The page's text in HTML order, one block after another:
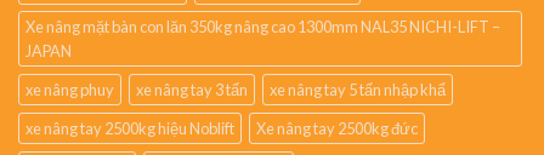
Xe nâng mặt bàn con lăn 350kg nâng cao 1300mm NAL35 NICHI-LIFT –
JAPAN
xe nâng phuy
xe nâng tay 3 tấn
xe nâng tay 5 tấn nhập khẩ
xe nâng tay 2500kg hiệu Noblift
Xe nâng tay 2500kg đức